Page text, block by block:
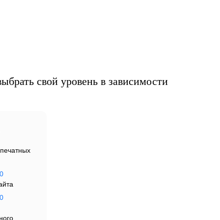
свой уровень в зависимости